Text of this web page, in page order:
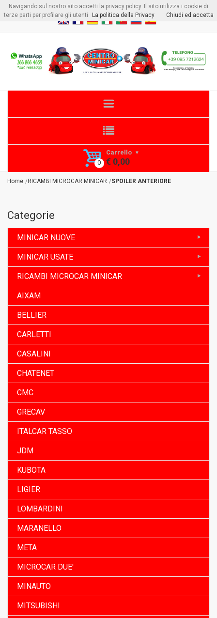
Benvenuto visitoreLogin oRegistrati
Carrello
€ 0,00
Home RICAMBI MICROCAR MINICAR SPOILER ANTERIORE
Categorie
MINICAR NUOVE
MINICAR USATE
RICAMBI MICROCAR MINICAR
AIXAM
BELLIER
CARLETTI
CASALINI
CHATENET
CMC
GRECAV
ITALCAR TASSO
JDM
KUBOTA
LIGIER
LOMBARDINI
MARANELLO
META
MICROCAR DUE'
MINAUTO
MITSUBISHI
Navigando sul nostro sito accetti la privacy policy. Il sito utilizza i cookie di
terze parti per profilare gli utenti
La politica della Privacy Chiudi ed accetta